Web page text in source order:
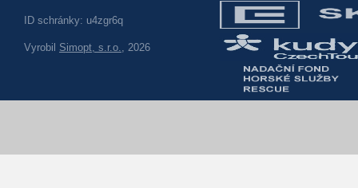
ID schránky: u4zgr6q
Vyrobil Simopt, s.r.o., 2026